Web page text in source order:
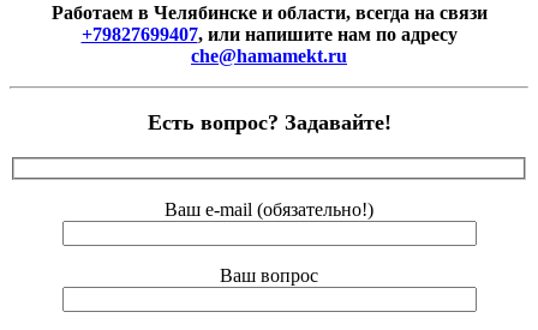
Работаем в Челябинске и области, всегда на связи
+79827699407, или напишите нам по адресу
che@hamamekt.ru
Есть вопрос? Задавайте!
Ваш e-mail (обязательно!)
Ваш вопрос